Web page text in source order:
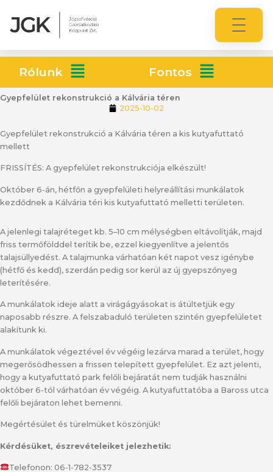
Rólunk Fontos
Gyepfelület rekonstrukció a Kálvária téren
2025-10-02
Gyepfelület rekonstrukció a Kálvária téren a kis kutyafuttató
mellett
FRISSÍTÉS: A gyepfelület rekonstrukciója elkészült!
Október 6-án, hétfőn a gyepfelületi helyreállítási munkálatok
kezdődnek a Kálvária téri kis kutyafuttató melletti területen.
A jelenlegi talajréteget kb. 5–10 cm mélységben eltávolítják, majd
friss termőfölddel terítik be, ezzel kiegyenlítve a jelentős
talajsüllyedést. A talajmunka várhatóan két napot vesz igénybe
(hétfő és kedd), szerdán pedig sor kerül az új gyepszőnyeg
leterítésére.
A munkálatok ideje alatt a virágágyásokat is átültetjük egy
naposabb részre. A felszabaduló területen szintén gyepfelületet
alakítunk ki.
A munkálatok végeztével év végéig lezárva marad a terület, hogy
megerősödhessen a frissen telepített gyepfelület. Ez azt jelenti,
hogy a kutyafuttató park felőli bejáratát nem tudják használni
október 6-tól várhatóan év végéig. A kutyafuttatóba a Baross utca
felőli bejáraton lehet bemenni.
Megértésület és türelmüket köszönjük!
Kérdésüket, észrevételeiket jelezhetik:
Telefonon: 06-1-782-3537